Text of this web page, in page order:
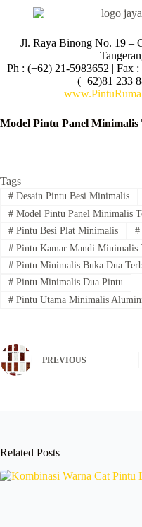
Jl. Raya Binong No. 19 –
Ph : (+62) 21-5983652 | Fax
(+62)81 233
Model Pintu Panel Minimalis
Tags
#Desain Pintu Besi Minimalis
#Model Pintu Panel Minimalis
#Pintu Besi Plat Minimalis #
#Pintu Kamar Mandi Minimalis
#Pintu Minimalis Buka Dua
#Pintu Minimalis Dua Pintu
#Pintu Utama Minimalis
PREVIOUS
Related Posts